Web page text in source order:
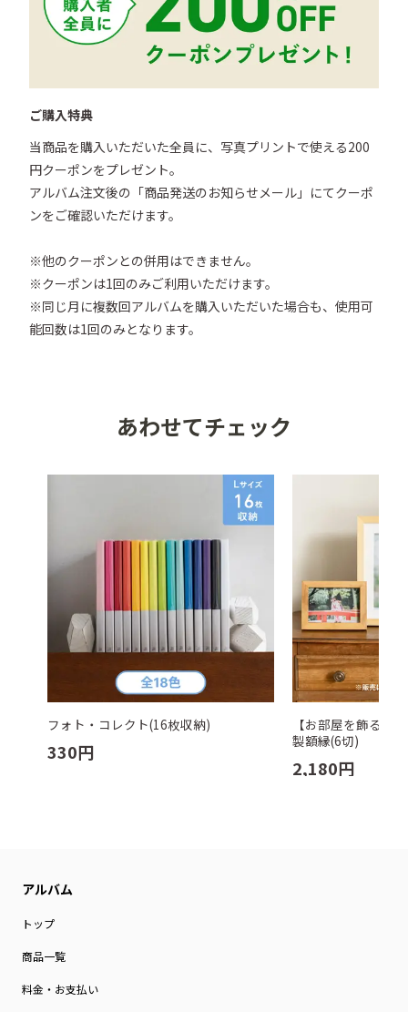
ご購入特典
当商品を購入いただいた全員に、写真プリントで使える200
円クーポンをプレゼント。
アルバム注文後の「商品発送のお知らせメール」にてクーポ
ンをご確認いただけます。
※他のクーポンとの併用はできません。
※クーポンは1回のみご利用いただけます。
※同じ月に複数回アルバムを購入いただいた場合も、使用可
あわせてチェック
フォト・コレクト(16枚収納)
330円
【お部屋を飾る】
製額縁(6切)
2,180円
トップ
商品一覧
料金・お支払い